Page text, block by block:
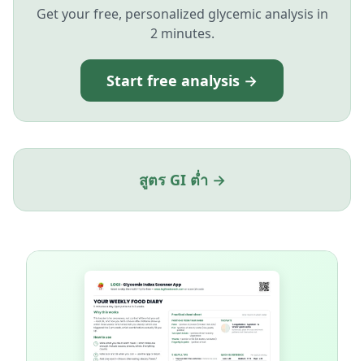
Get your free, personalized glycemic analysis in
2 minutes.
Start free analysis →
สูตร GI ต่ำ →